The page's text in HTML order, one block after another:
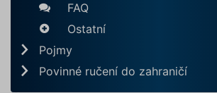
FAQ
Ostatní
Pojmy
Povinné ručení do zahraničí